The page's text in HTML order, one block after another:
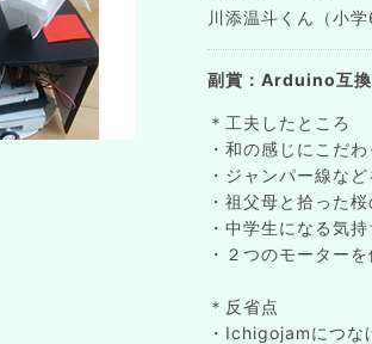
川添温斗くん（小
副賞：Arduino互
＊工夫したところ
・和の感じにこだ
・ジャンパー線な
・祖父母と拾った
・中学生になる気
・２つのモーター
＊反省点
・Ichigojamにつな